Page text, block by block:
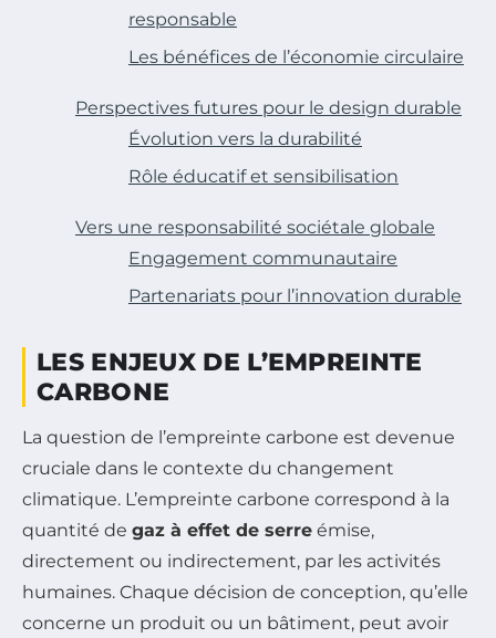
responsable
Les bénéfices de l’économie circulaire
Perspectives futures pour le design durable
Évolution vers la durabilité
Rôle éducatif et sensibilisation
Vers une responsabilité sociétale globale
Engagement communautaire
Partenariats pour l’innovation durable
LES ENJEUX DE L’EMPREINTE
CARBONE
La question de l’empreinte carbone est devenue
cruciale dans le contexte du changement
climatique. L’empreinte carbone correspond à la
quantité de gaz à effet de serre émise,
directement ou indirectement, par les activités
humaines. Chaque décision de conception, qu’elle
concerne un produit ou un bâtiment, peut avoir